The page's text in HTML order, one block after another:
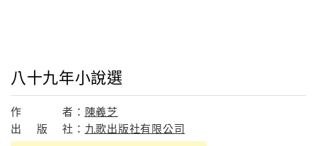
八十九年小說選
作 者： 陳義芝
出
版 社： 九歌出版社有限公司